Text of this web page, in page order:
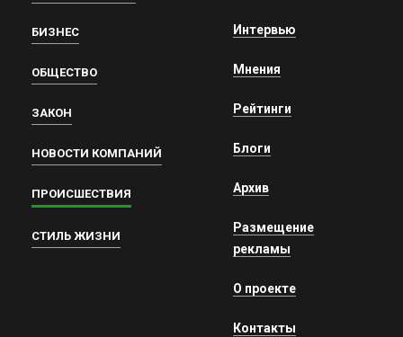
БИЗНЕС
ОБЩЕСТВО
ЗАКОН
НОВОСТИ КОМПАНИЙ
ПРОИСШЕСТВИЯ
СТИЛЬ ЖИЗНИ
Интервью
Мнения
Рейтинги
Блоги
Архив
Размещение
рекламы
О проекте
Контакты